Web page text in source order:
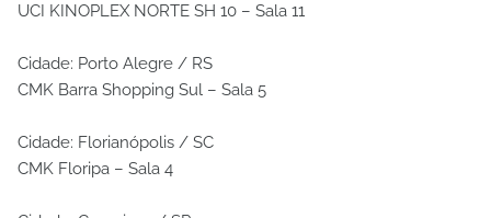
UCI KINOPLEX NORTE SH 10 – Sala 11
Cidade: Porto Alegre / RS
CMK Barra Shopping Sul – Sala 5
Cidade: Florianópolis / SC
CMK Floripa – Sala 4